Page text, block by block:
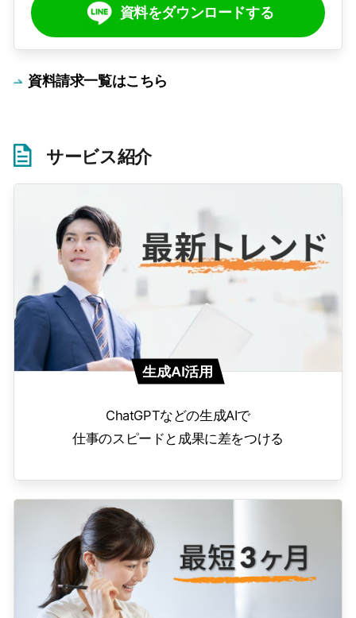
資料をダウンロードする
資料請求一覧はこちら
サービス紹介
生成AI活用
ChatGPTなどの生成AIで
仕事のスピードと成果に差をつける